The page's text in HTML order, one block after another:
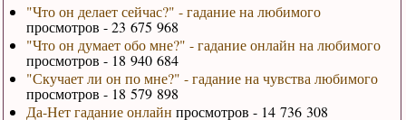
"Что он делает сейчас?" - гадание на любимого
просмотров - 23 675 968
"Что он думает обо мне?" - гадание онлайн на любимого
просмотров - 18 940 684
"Скучает ли он по мне?" - гадание на чувства любимого
просмотров - 18 579 898
Да-Нет гадание онлайн просмотров - 14 736 308